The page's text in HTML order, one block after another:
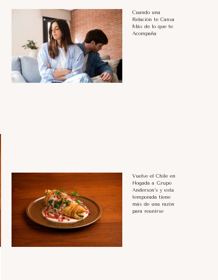
Cuando una
Relación te Cansa
Más de lo que te
Acompaña
Vuelve el Chile en
Nogada a Grupo
Anderson’s y esta
temporada tiene
más de una razón
para reunirse